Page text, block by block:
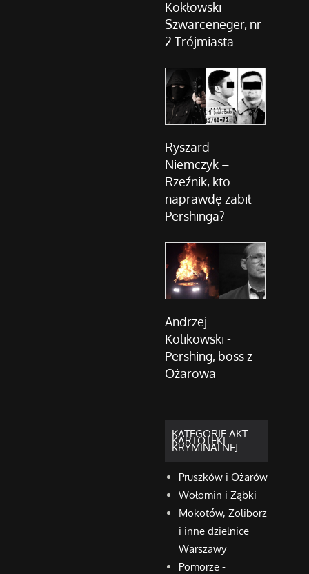
Kokłowski –
Szwarceneger, nr
2 Trójmiasta
Ryszard
Niemczyk –
Rzeźnik, kto
naprawdę zabił
Pershinga?
Andrzej
Kolikowski -
Pershing, boss z
Ożarowa
KATEGORIE AKT
KARTOTEKI
KRYMINALNEJ
Pruszków i Ożarów
Wołomin i Ząbki
Mokotów, Żoliborz
i inne dzielnice
Warszawy
Pomorze -